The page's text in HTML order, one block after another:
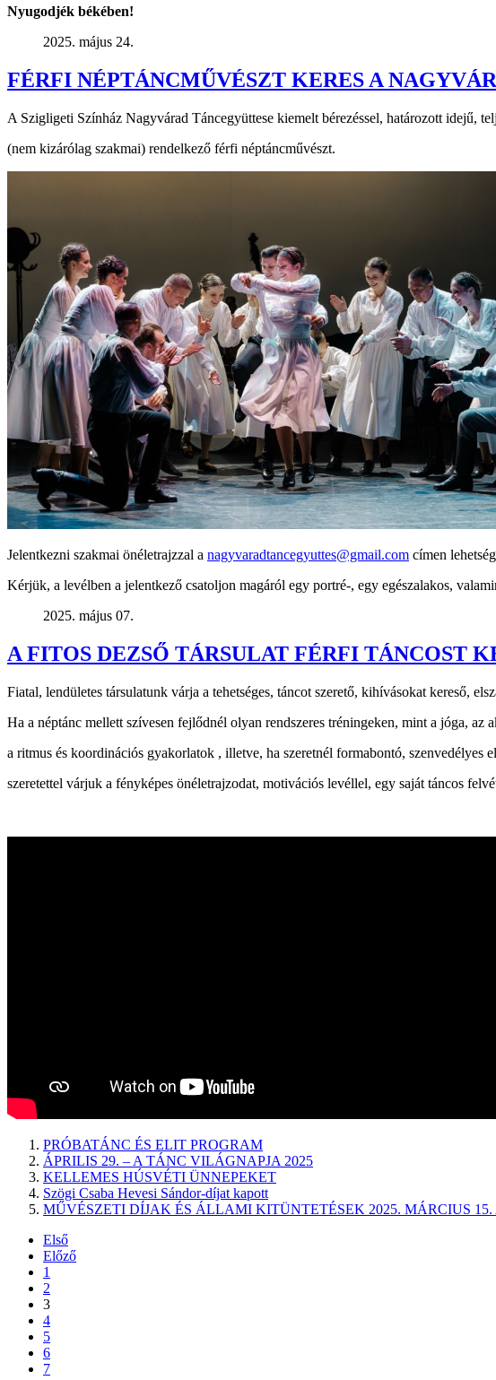
Nyugodjék békében!
2025. május 24.
FÉRFI NÉPTÁNCMŰVÉSZT KERES A
A Szigligeti Színház Nagyvárad Táncegyüttese kiemelt bérezéssel, határozott idejű,
(nem kizárólag szakmai) rendelkező férfi néptáncművészt.
Jelentkezni szakmai önéletrajzzal a nagyvaradtancegyuttes@gmail.com címen
Kérjük, a levélben a jelentkező csatoljon magáról egy portré-, egy egészalakos,
2025. május 07.
A FITOS DEZSŐ TÁRSULAT FÉRFI TÁNCOST
Fiatal, lendületes társulatunk várja a tehetséges, táncot szerető, kihívásokat kereső,
Ha a néptánc mellett szívesen fejlődnél olyan rendszeres tréningeken, mint a jóga, az
a ritmus és koordinációs gyakorlatok , illetve, ha szeretnél formabontó, szenvedélyes
szeretettel várjuk a fényképes önéletrajzodat, motivációs levéllel, egy saját táncos
PRÓBATÁNC ÉS ELIT PROGRAM
ÁPRILIS 29. – A TÁNC VILÁGNAPJA 2025
KELLEMES HÚSVÉTI ÜNNEPEKET
Szögi Csaba Hevesi Sándor-díjat kapott
MŰVÉSZETI DÍJAK ÉS ÁLLAMI KITÜNTETÉSEK 2025. MÁRCIUS
Első
Előző
1
2
3
4
5
6
7